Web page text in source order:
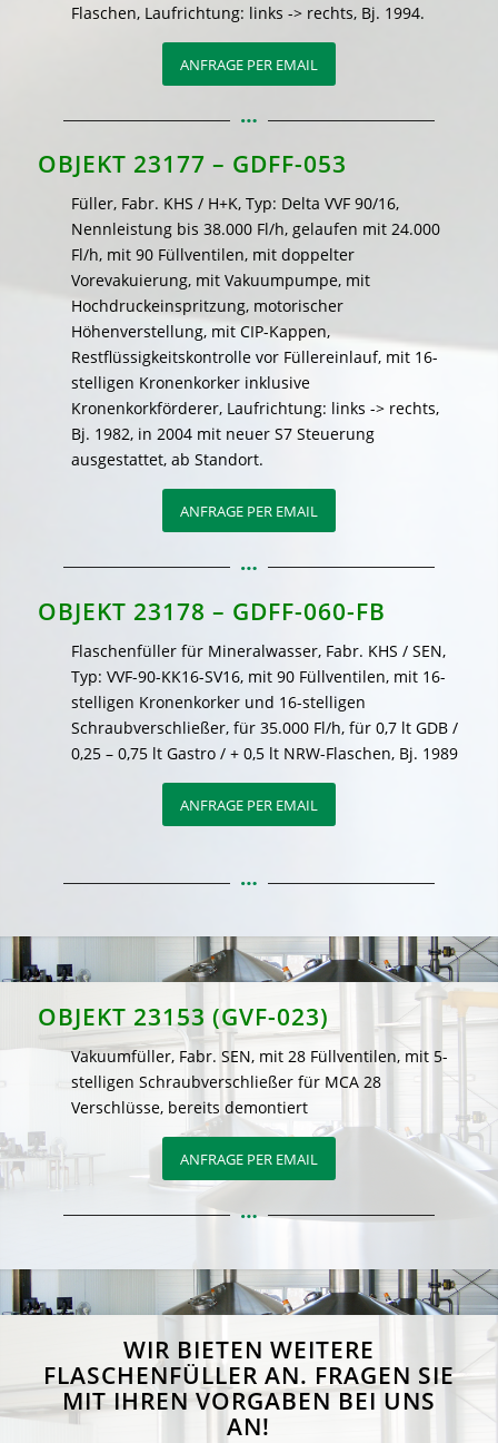
Flaschen, Laufrichtung: links -> rechts, Bj. 1994.
ANFRAGE PER EMAIL
OBJEKT 23177 – GDFF-053
Füller, Fabr. KHS / H+K, Typ: Delta VVF 90/16,
Nennleistung bis 38.000 Fl/h, gelaufen mit 24.000
Fl/h, mit 90 Füllventilen, mit doppelter
Vorevakuierung, mit Vakuumpumpe, mit
Hochdruckeinspritzung, motorischer
Höhenverstellung, mit CIP-Kappen,
Restflüssigkeitskontrolle vor Füllereinlauf, mit 16-
stelligen Kronenkorker inklusive
Kronenkorkförderer, Laufrichtung: links -> rechts,
Bj. 1982, in 2004 mit neuer S7 Steuerung
ausgestattet, ab Standort.
ANFRAGE PER EMAIL
OBJEKT 23178 – GDFF-060-FB
Flaschenfüller für Mineralwasser, Fabr. KHS / SEN,
Typ: VVF-90-KK16-SV16, mit 90 Füllventilen, mit 16-
stelligen Kronenkorker und 16-stelligen
Schraubverschließer, für 35.000 Fl/h, für 0,7 lt GDB /
0,25 – 0,75 lt Gastro / + 0,5 lt NRW-Flaschen, Bj. 1989
ANFRAGE PER EMAIL
OBJEKT 23153 (GVF-023)
Vakuumfüller, Fabr. SEN, mit 28 Füllventilen, mit 5-
stelligen Schraubverschließer für MCA 28
Verschlüsse, bereits demontiert
ANFRAGE PER EMAIL
WIR BIETEN WEITERE
FLASCHENFÜLLER AN. FRAGEN SIE
MIT IHREN VORGABEN BEI UNS
AN!